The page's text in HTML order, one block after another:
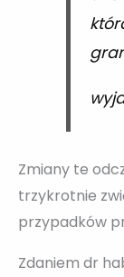
Zmiany te
trzykrotnie
przypadków
Zdaniem dr